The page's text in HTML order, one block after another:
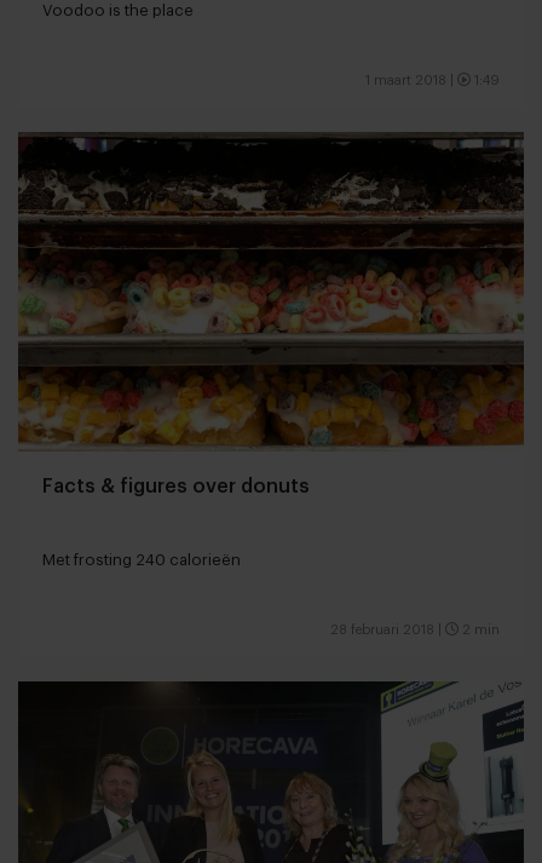
Voodoo is the place
1 maart 2018 1:49
Facts & figures over donuts
Met frosting 240 calorieën
28 februari 2018 2 min